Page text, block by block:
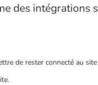
des intégrations
de rester connecté au site